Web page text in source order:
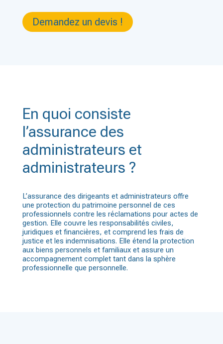
Demandez un devis !
En quoi consiste
l’assurance des
administrateurs et
administrateurs ?
L’assurance des dirigeants et administrateurs offre
une protection du patrimoine personnel de ces
professionnels contre les réclamations pour actes de
gestion. Elle couvre les responsabilités civiles,
juridiques et financières, et comprend les frais de
justice et les indemnisations. Elle étend la protection
aux biens personnels et familiaux et assure un
accompagnement complet tant dans la sphère
professionnelle que personnelle.